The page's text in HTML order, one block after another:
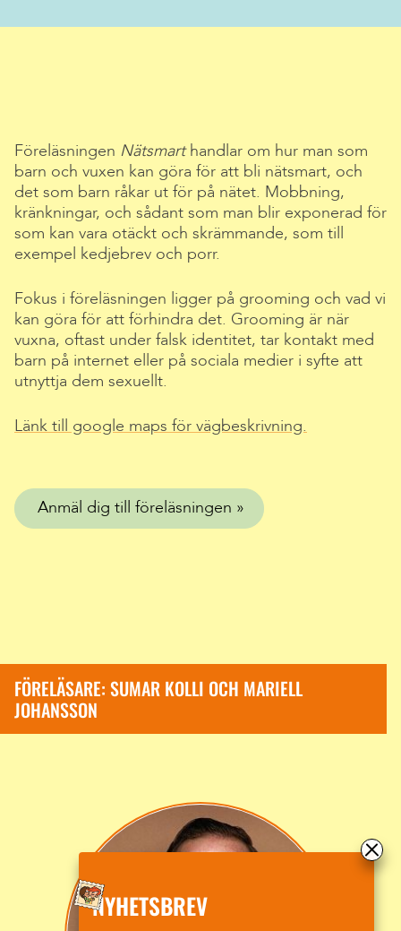
Föreläsningen Nätsmarthandlar om hur man som
barn och vuxen kan göra för att bli nätsmart, och
det som barn råkar ut för på nätet. Mobbning,
kränkningar, och sådant som man blir exponerad för
som kan vara otäckt och skrämmande, som till
exempel kedjebrev och porr.
Fokus i föreläsningen ligger på grooming och vad vi
kan göra för att förhindra det. Grooming är när
vuxna, oftast under falsk identitet, tar kontakt med
barn på internet eller på sociala medier i syfte att
utnyttja dem sexuellt.
Länk till google maps för vägbeskrivning.
Anmäl dig till föreläsningen
FÖRELÄSARE: SUMAR KOLLI OCH MARIELL
JOHANSSON
NYHETSBREV